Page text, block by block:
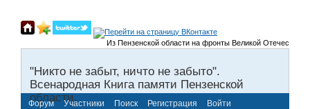
Из Пензенской области на фронты Великой
"Никто не забыт, ничто не забыто".
Всенародная Книга памяти Пензенской
области.
Форум Участники Поиск Регистрация Войти